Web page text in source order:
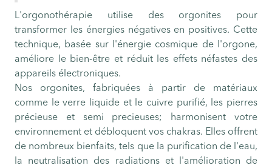
L'orgonothérapie utilise des orgonites pour
transformer les énergies négatives en positives. Cette
technique, basée sur l'énergie cosmique de l'orgone,
améliore le bien-être et réduit les effets néfastes des
appareils électroniques.
Nos orgonites, fabriquées à partir de matériaux
comme le verre liquide et le cuivre purifié, les pierres
précieuse et semi precieuses; harmonisent votre
environnement et débloquent vos chakras. Elles offrent
de nombreux bienfaits, tels que la purification de l'eau,
la neutralisation des radiations et l'amélioration de